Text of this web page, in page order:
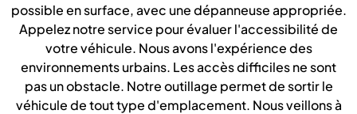
possible en surface, avec une dépanneuse appropriée.
Appelez notre service pour évaluer l'accessibilité de
votre véhicule. Nous avons l'expérience des
environnements urbains. Les accès difficiles ne sont
pas un obstacle. Notre outillage permet de sortir le
véhicule de tout type d'emplacement. Nous veillons à